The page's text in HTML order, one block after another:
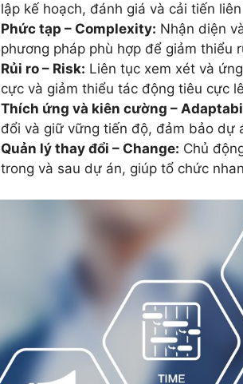
lập kế hoạch, đánh giá và cải tiến
Phức tạp – Complexity: Nhận diện
phương pháp phù hợp để giảm thiểu
Rủi ro – Risk: Liên tục xem xét và
cực và giảm thiểu tác động tiêu cực
Thích ứng và kiên cường –
đổi và giữ vững tiến độ, đảm bảo dự
Quản lý thay đổi – Change: Chủ
trong và sau dự án, giúp tổ chức